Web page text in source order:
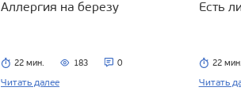
Аллергия на березу
22 мин. 183 0
Читать далее
Есть
22 мин.
Читать